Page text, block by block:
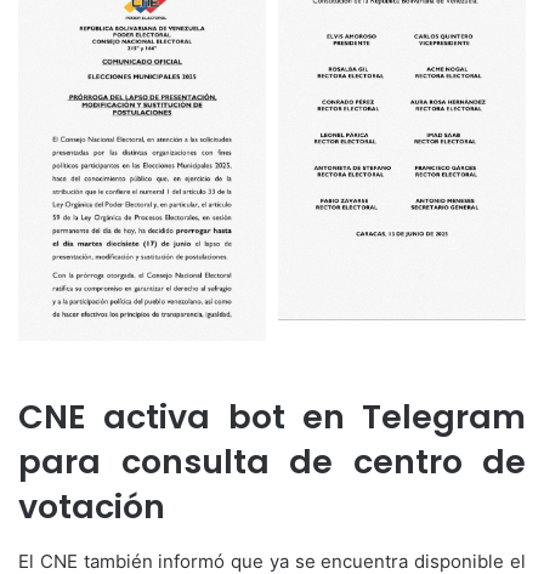
CNE activa bot en Telegram
para consulta de centro de
votación
El CNE también informó que ya se encuentra disponible el